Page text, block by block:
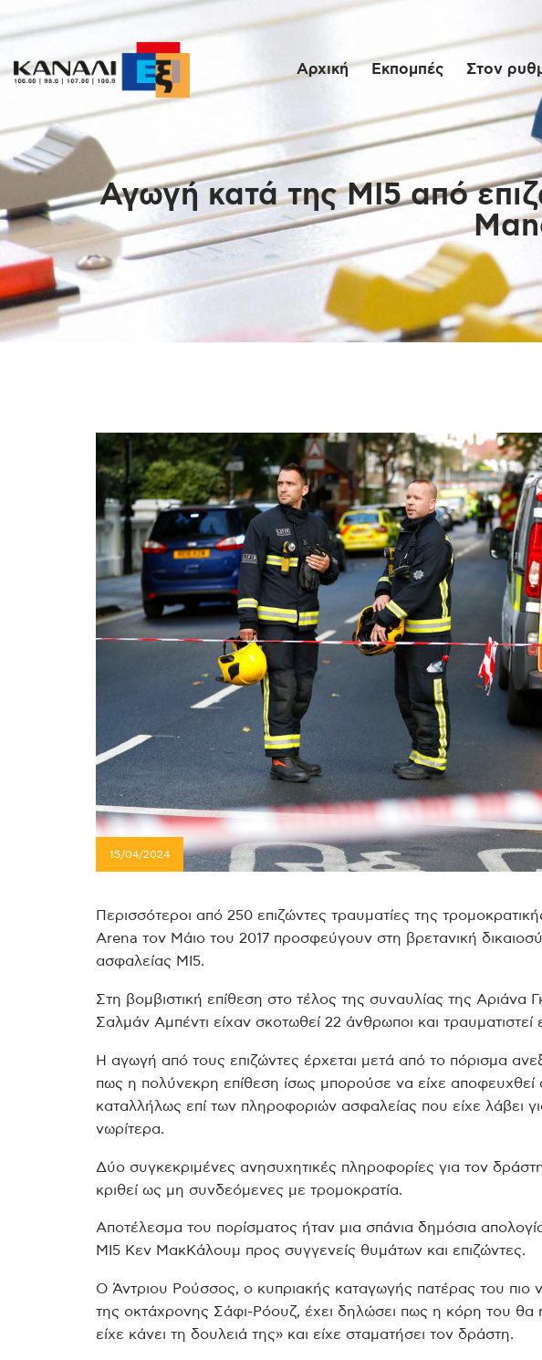
Αρχική Εκπομπές Στον
Αγωγή κατά της MI5 από
Αρχική
Στον
μέρας
Ένθετα
Links
15/04/2024
Περισσότεροι από 250 επιζώντες τραυματίες της
Arena τον Μάιο του 2017 προσφεύγουν στη βρετανική
ασφαλείας MI5.
Στη βομβιστική επίθεση στο τέλος της συναυλίας της Αριάνα
Σαλμάν Αμπέντι είχαν σκοτωθεί 22 άνθρωποι και τραυματιστεί
Η αγωγή από τους επιζώντες έρχεται μετά από το πόρισμα
πως η πολύνεκρη επίθεση ίσως μπορούσε να είχε αποφευχθεί
καταλλήλως επί των πληροφοριών ασφαλείας που είχε λάβει
νωρίτερα.
Δύο συγκεκριμένες ανησυχητικές πληροφορίες για τον δράστη
κριθεί ως μη συνδεόμενες με τρομοκρατία.
Αποτέλεσμα του πορίσματος ήταν μια σπάνια δημόσια
MI5 Κεν ΜακΚάλουμ προς συγγενείς θυμάτων και επιζώντες.
Ο Άντριου Ρούσσος, ο κυπριακής καταγωγής πατέρας του πιο
της οκτάχρονης Σάφι-Ρόουζ, έχει δηλώσει πως η κόρη του
είχε κάνει τη δουλειά της» και είχε σταματήσει τον δράστη.